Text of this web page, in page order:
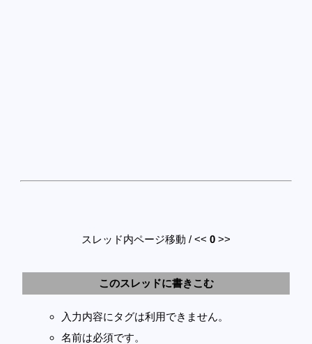
スレッド内ページ移動 / << 0 >>
このスレッドに書きこむ
入力内容にタグは利用できません。
名前は必須です。